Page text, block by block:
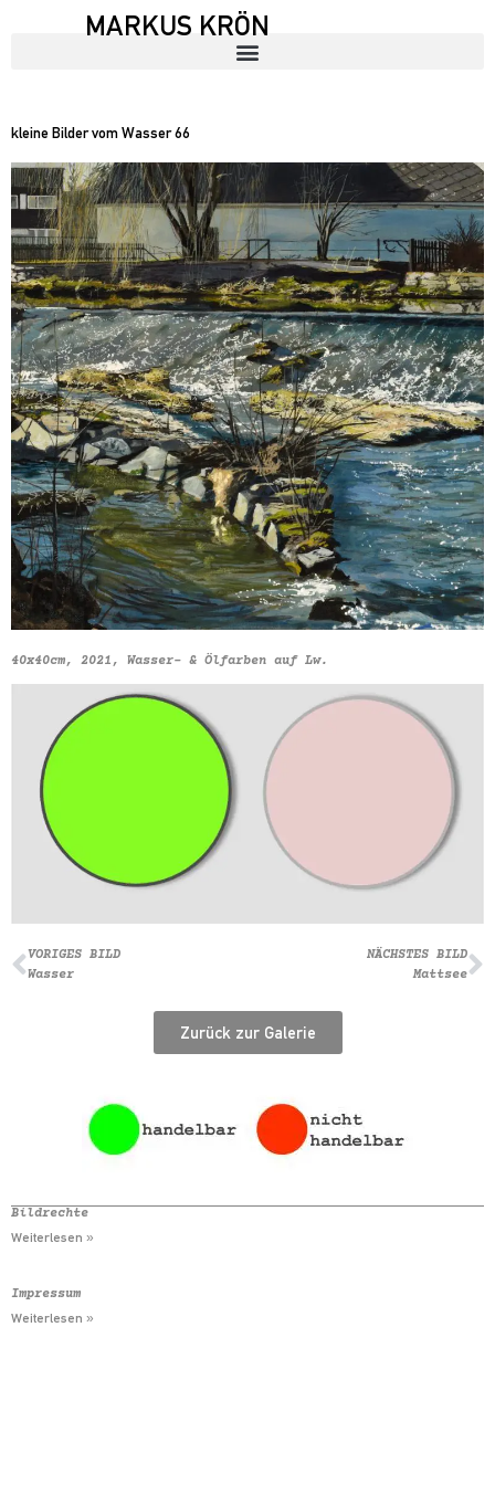
MARKUS KRÖN
kleine Bilder vom Wasser 66
40x40cm, 2021, Wasser- & Ölfarben auf Lw.
VORIGES BILD
Wasser
NÄCHSTES BILD
Mattsee
Zurück zur Galerie
Bildrechte
Weiterlesen »
Impressum
Weiterlesen »